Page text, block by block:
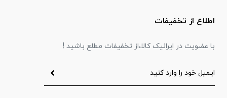
اطلاع از تخفیفات
با عضویت در ایرانیک کالا،از تخفیفات مطلع باشید !